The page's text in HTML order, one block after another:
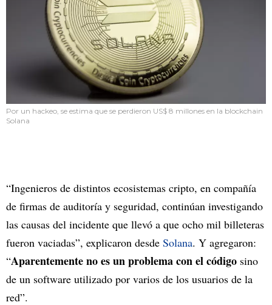
Por un hackeo, se estima que se perdieron US$ 8 millones en la blockchain
Solana
“Ingenieros de distintos ecosistemas cripto, en compañía
de firmas de auditoría y seguridad, continúan investigando
las causas del incidente que llevó a que ocho mil billeteras
fueron vaciadas”, explicaron desde Solana. Y agregaron:
“Aparentemente no es un problema con el código sino
de un software utilizado por varios de los usuarios de la
red”.